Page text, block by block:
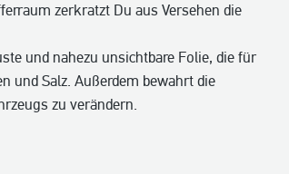
zerkratzt Du aus Versehen die
und nahezu unsichtbare Folie, die für
und Salz. Außerdem bewahrt die
zu verändern.